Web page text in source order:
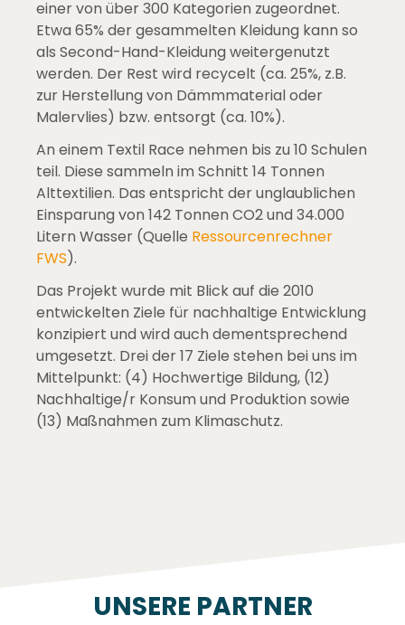
einer von über 300 Kategorien zugeordnet.
Etwa 65% der gesammelten Kleidung kann so
als Second-Hand-Kleidung weitergenutzt
werden. Der Rest wird recycelt (ca. 25%, z.B.
zur Herstellung von Dämmmaterial oder
Malervlies) bzw. entsorgt (ca. 10%).
An einem Textil Race nehmen bis zu 10 Schulen
teil. Diese sammeln im Schnitt 14 Tonnen
Alttextilien. Das entspricht der unglaublichen
Einsparung von 142 Tonnen CO2 und 34.000
Litern Wasser (Quelle Ressourcenrechner
FWS).
Das Projekt wurde mit Blick auf die 2010
entwickelten Ziele für nachhaltige Entwicklung
konzipiert und wird auch dementsprechend
umgesetzt. Drei der 17 Ziele stehen bei uns im
Mittelpunkt: (4) Hochwertige Bildung, (12)
Nachhaltige/r Konsum und Produktion sowie
(13) Maßnahmen zum Klimaschutz.
UNSERE PARTNER